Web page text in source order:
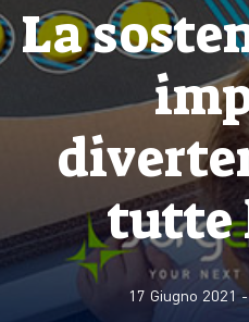
La
tutte
17 Giugno 2021-